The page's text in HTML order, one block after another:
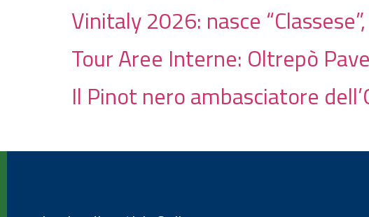
Vinitaly 2026: nasce
Tour Aree Interne: Oltrepò
Il Pinot nero ambasciatore